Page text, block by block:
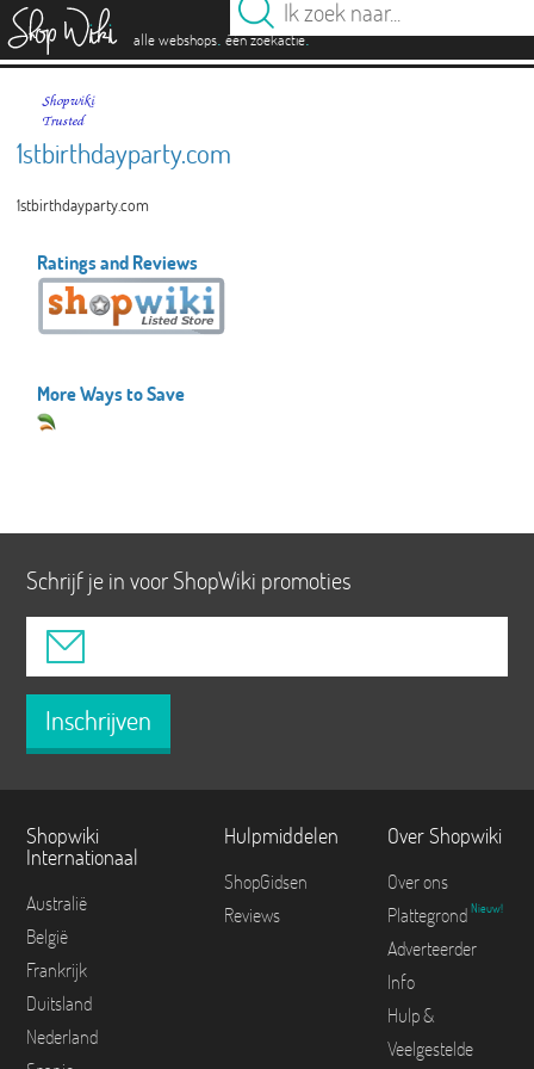
alle webshops. één zoekactie.
1stbirthdayparty.com
1stbirthdayparty.com
Ratings and Reviews
More Ways to Save
Schrijf je in voor ShopWiki promoties
Inschrijven
Shopwiki
Internationaal
Australië
België
Frankrijk
Duitsland
Nederland
Hulpmiddelen
ShopGidsen
Reviews
Over Shopwiki
Over ons
Plattegrond Nieuw!
Adverteerder
Info
Hulp &
Veelgestelde